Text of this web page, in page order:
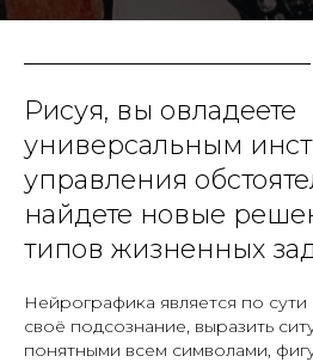
Рисуя, вы овладеете
универсальным
управления
найдете новые
типов жизненных
Нейрографика является по
своё подсознание, выразить
понятными всем символами,